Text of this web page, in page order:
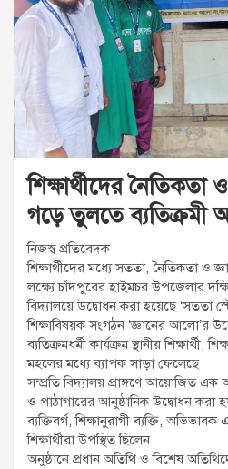
t
:
শিক্ষার্থীদের
গড়ে তুলতে
নিজস্ব প্রতিবেদক
শিক্ষার্থীদের মধ্যে সততা, নৈতিকতা ও
লক্ষ্যে চাঁদপুরের হাইমচর উপজেলার
বিদ্যালয়ে উদ্বোধন করা হয়েছে ‘সততা
শিক্ষাবিষয়ক সংগঠন ‘জ্ঞানের আলো’র
ব্যতিক্রমধর্মী কার্যক্রম স্থানীয়
মহলের মধ্যে ব্যাপক সাড়া ফেলেছে।
সম্প্রতি বিদ্যালয় প্রাঙ্গণে আয়োজিত এক
ও পাঠাগারের আনুষ্ঠানিক উদ্বোধন করা
ব্যক্তিবর্গ, শিক্ষানুরাগী ব্যক্তি,
শিক্ষার্থীরা উপস্থিত ছিলেন।
অনুষ্ঠানে প্রধান অতিথি ও বিশেষ